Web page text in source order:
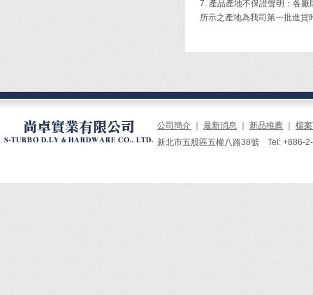
◆ 烙鐵
作、
7. 產品產地不保證聲明：各
所示之產地為我司第一批進
公司簡介 最新消息 新品推薦
檔
新北市五股區五權八路38號 Tel: